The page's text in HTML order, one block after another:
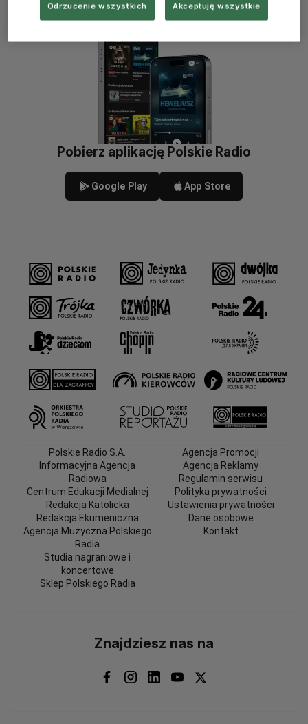
Pobierz aplikację Polskie Radio
Google Play App Store
Polskie Radio S.A.
Informacyjna Agencja
Radiowa
Centrum Edukacji Medialnej
Redakcja Katolicka
Redakcja Ekumeniczna
Agencja Muzyczna Polskiego
Radia
Studia nagraniowe i
koncertowe
Sklep Polskiego Radia
Agencja Promocji
Agencja Reklamy
Regulamin serwisu
Polityka prywatności
Ustawienia prywatności
Dane osobowe
Kontakt
Znajdziesz nas na
Odrzucenie wszystkich Akceptuję wszystkie